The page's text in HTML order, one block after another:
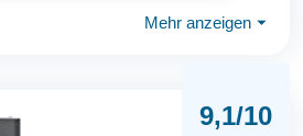
Mehr anzeigen ⏷
9,1/10